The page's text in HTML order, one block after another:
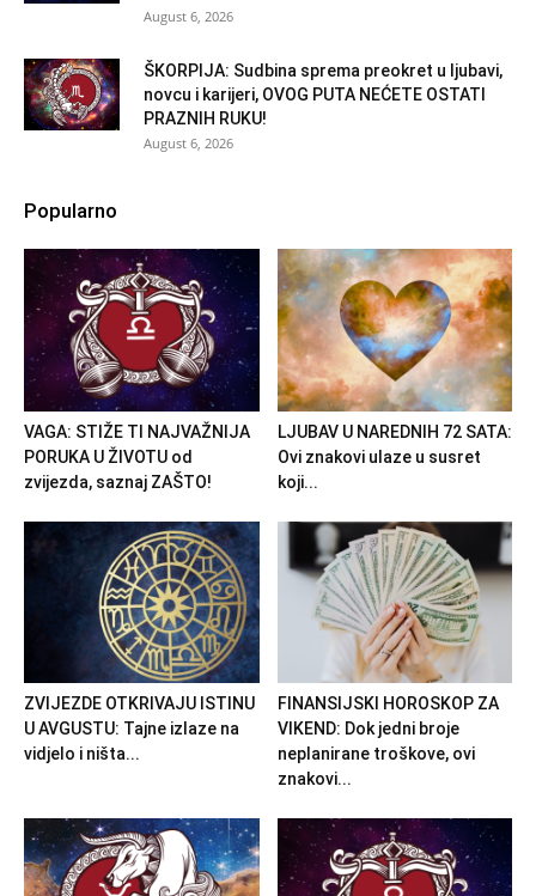
August 6, 2026
ŠKORPIJA: Sudbina sprema preokret u ljubavi,
novcu i karijeri, OVOG PUTA NEĆETE OSTATI
PRAZNIH RUKU!
August 6, 2026
Popularno
VAGA: STIŽE TI NAJVAŽNIJA
PORUKA U ŽIVOTU od
zvijezda, saznaj ZAŠTO!
LJUBAV U NAREDNIH 72 SATA:
Ovi znakovi ulaze u susret
koji...
ZVIJEZDE OTKRIVAJU ISTINU
U AVGUSTU: Tajne izlaze na
vidjelo i ništa...
FINANSIJSKI HOROSKOP ZA
VIKEND: Dok jedni broje
neplanirane troškove, ovi
znakovi...